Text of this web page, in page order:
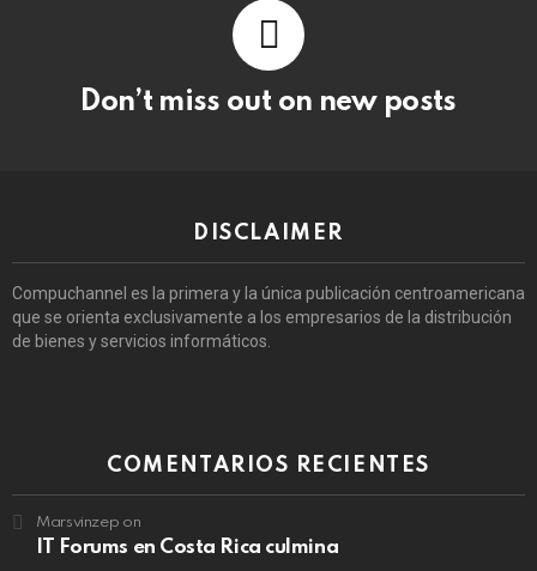
Don’t miss out on new posts
DISCLAIMER
Compuchannel es la primera y la única publicación centroamericana
que se orienta exclusivamente a los empresarios de la distribución
de bienes y servicios informáticos.
COMENTARIOS RECIENTES
Marsvinzep on
IT Forums en Costa Rica culmina